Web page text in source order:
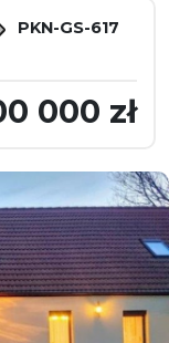
PKN-GS-617
000 zł